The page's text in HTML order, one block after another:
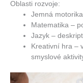
Oblasti rozvoje:
Jemná
Matematika –
Jazyk –
Kreativní hra –
smyslové